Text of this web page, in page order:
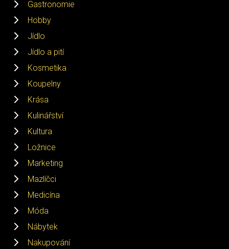
Gastronomie
Hobby
Jídlo
Jídlo a pití
Kosmetika
Koupelny
Krása
Kulinářství
Kultura
Ložnice
Marketing
Mazlíčci
Medicína
Móda
Nábytek
Nakupování